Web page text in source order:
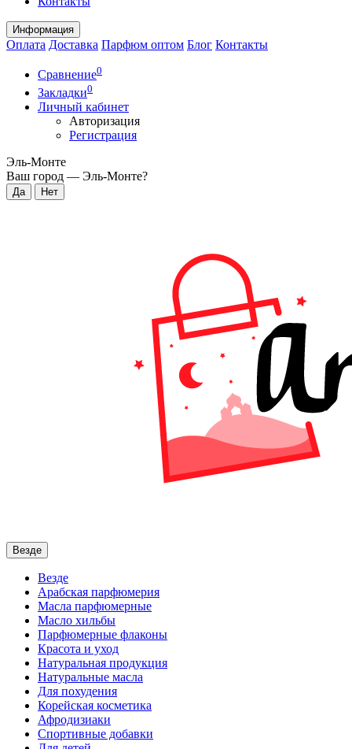
Информация
Оплата Доставка Парфюм оптом Блог Контакты
Сравнение0
Закладки0
Личный кабинет
Авторизация
Регистрация
Эль-Монте
Ваш город — Эль-Монте?
Везде
Везде
Арабская парфюмерия
Масла парфюмерные
Масло хильбы
Парфюмерные флаконы
Красота и уход
Натуральная продукция
Натуральные масла
Для похудения
Корейская косметика
Афродизиаки
Спортивные добавки